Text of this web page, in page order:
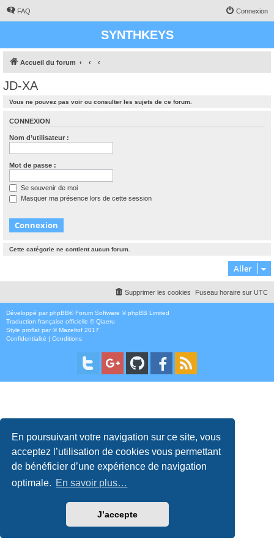
En poursuivant votre navigation sur ce site, vous
acceptez l’utilisation de cookies vous permettant
de bénéficier d’une expérience de navigation
optimale. En savoir plus…
J’accepte
FAQ Connexion
SYNTHKEYS
Accueil du forum
JD-XA
Vous ne pouvez pas voir ou consulter les sujets de ce forum.
CONNEXION
Nom d’utilisateur :
Mot de passe :
Se souvenir de moi
Masquer ma présence lors de cette session
Cette catégorie ne contient aucun forum.
Aller
Fuseau horaire sur UTC
Supprimer les cookies
Développé par phpBB® Forum Software © phpBB Limited
Traduction française officielle ©Qiaeru
Style proflat par ©Mazeltof 2017
Confidentialité | Conditions